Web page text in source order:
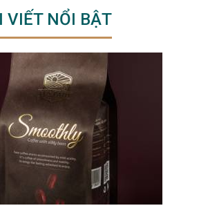
VIẾT NỔI BẬT